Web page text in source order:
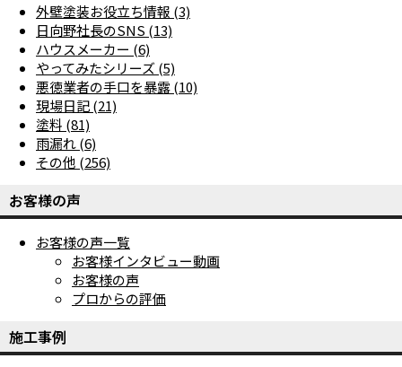
外壁塗装お役立ち情報 (3)
日向野社長のSNS (13)
ハウスメーカー (6)
やってみたシリーズ (5)
悪徳業者の手口を暴露 (10)
現場日記 (21)
塗料 (81)
雨漏れ (6)
その他 (256)
お客様の声
お客様の声一覧
お客様インタビュー動画
お客様の声
プロからの評価
施工事例